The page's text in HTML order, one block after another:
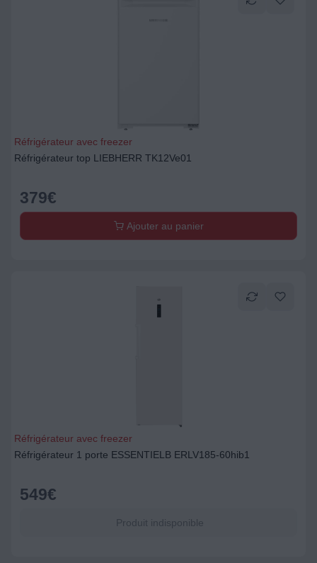
Réfrigérateur avec freezer
Réfrigérateur top LIEBHERR TK12Ve01
379€
Ajouter au panier
Réfrigérateur avec freezer
Réfrigérateur 1 porte ESSENTIELB ERLV185-60hib1
549€
Produit indisponible